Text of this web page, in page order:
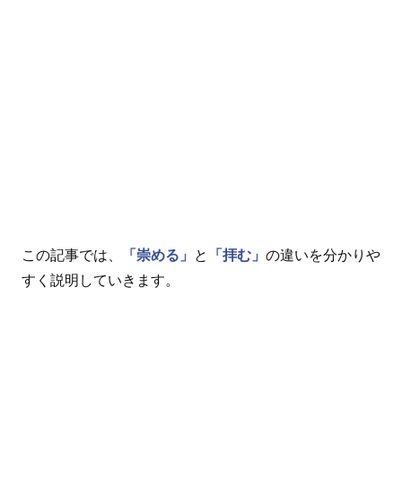
この記事では、 「崇める」 と 「拝む」 の違いを分かりや
すく説明していきます。